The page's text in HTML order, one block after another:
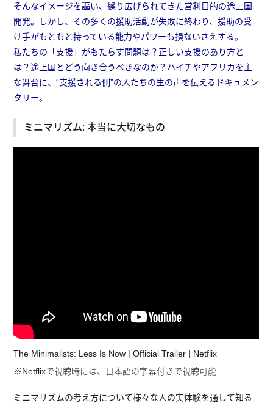
そんなイメージを謳い、繰り広げられてきた営利目的の途上国
開発。しかし、その多くの援助活動が失敗に終わり、援助の受
け手がもともと持っている能力やパワーも損ないさえする。
私たちの「支援」がもたらす問題は？正しい支援のあり方と
は？途上国とどう向き合うべきなのか？ハイチやアフリカを主
な舞台に、“支援される側”の人たちの生の声を伝えるドキュメン
タリー。
ミニマリズム: 本当に大切なもの
The Minimalists: Less Is Now | Official Trailer | Netflix
※Netflixで視聴時には、日本語の字幕付きで視聴可能
ミニマリズムの考え方について様々な人の実体験を通して知る